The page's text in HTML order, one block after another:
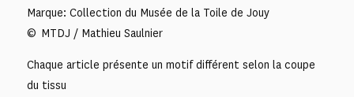
Marque: Collection du Musée de la Toile de Jouy
© MTDJ / Mathieu Saulnier
Chaque article présente un motif différent selon la coupe
du tissu